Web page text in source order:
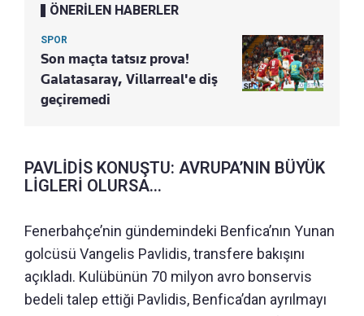
ÖNERİLEN HABERLER
SPOR
Son maçta tatsız prova!
Galatasaray, Villarreal'e diş
geçiremedi
PAVLİDİS KONUŞTU: AVRUPA’NIN BÜYÜK
LİGLERİ OLURSA...
Fenerbahçe’nin gündemindeki Benfica’nın Yunan
golcüsü Vangelis Pavlidis, transfere bakışını
açıkladı. Kulübünün 70 milyon avro bonservis
bedeli talep ettiği Pavlidis, Benfica’dan ayrılmayı